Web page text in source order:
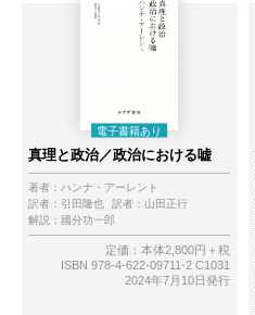
真理と政治／政治における嘘
著者： ハンナ・アーレント
訳者： 引田隆也 訳者： 山田正行
解説： 國分功一郎
定価：本体2,800円＋税
ISBN 978-4-622-09711-2 C1031
2024年7月10日発行